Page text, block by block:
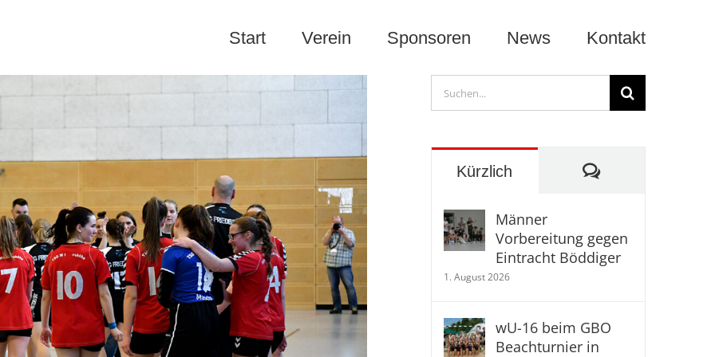
Start Verein Sponsoren News Kontakt
Suche
nach:
Kürzlich Kommentare
Männer
Vorbereitung gegen
Eintracht Böddiger
1. August 2026
wU-16 beim GBO
Beachturnier in